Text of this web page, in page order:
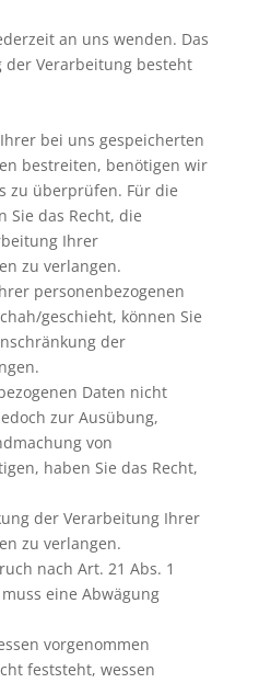
an uns wenden. Das
der Verarbeitung besteht
bei uns gespeicherten
bestreiten, benötigen wir
zu überprüfen. Für die
Sie das Recht, die
Ihrer
zu verlangen.
personenbezogenen
geschieht, können Sie
der
Daten nicht
zur Ausübung,
von
haben Sie das Recht,
der Verarbeitung Ihrer
zu verlangen.
nach Art. 21 Abs. 1
eine Abwägung
vorgenommen
feststeht, wessen